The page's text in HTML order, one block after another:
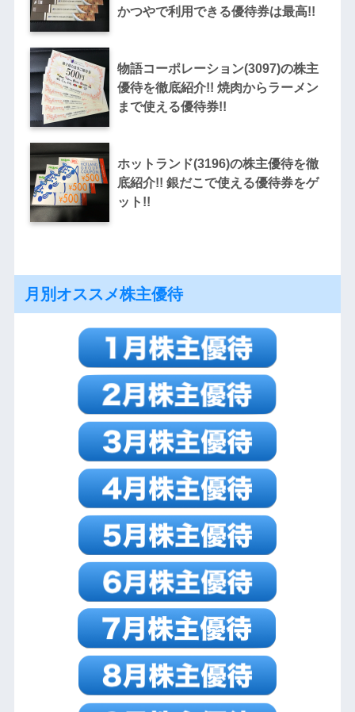
かつやで利用できる優待券は最高!!
物語コーポレーション(3097)の株主
優待を徹底紹介!! 焼肉からラーメン
まで使える優待券!!
ホットランド(3196)の株主優待を徹
底紹介!! 銀だこで使える優待券をゲ
ット!!
月別オススメ株主優待